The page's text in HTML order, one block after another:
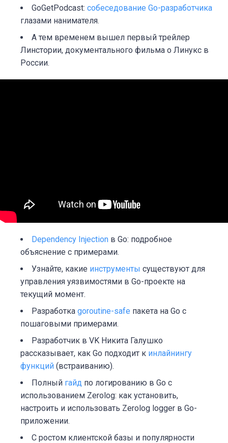
GoGetPodcast: собеседование Go-разработчика
глазами нанимателя.
А тем временем вышел первый трейлер
Линстории, документального фильма о Линукс в
России.
Dependency Injection в Go: подробное
объяснение с примерами.
Узнайте, какие инструменты существуют для
управления уязвимостями в Go-проекте на
текущий момент.
Разработка goroutine-safe пакета на Go с
пошаговыми примерами.
Разработчик в VK Никита Галушко
рассказывает, как Go подходит к инлайнингу
функций (встраиванию).
Полный гайд по логированию в Go с
использованием Zerolog: как установить,
настроить и использовать Zerolog logger в Go-
приложении.
С ростом клиентской базы и популярности